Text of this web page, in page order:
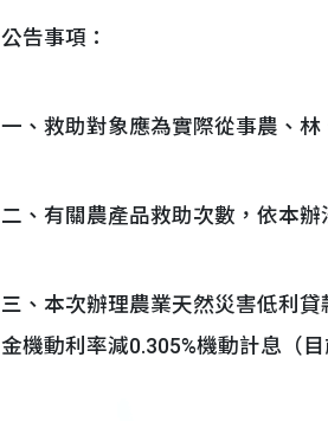
公告事項：
一、救助對象應為實際從事農、
二、有關農產品救助次數，依本
三、本次辦理農業天然災害低利
金機動利率減0.305%機動計息（目